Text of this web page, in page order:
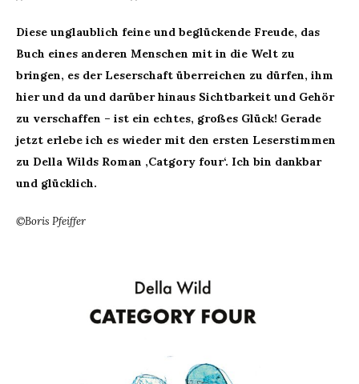
verlegen
Diese unglaublich feine und beglückende Freude, das
Buch eines anderen Menschen mit in die Welt zu
bringen, es der Leserschaft überreichen zu dürfen, ihm
hier und da und darüber hinaus Sichtbarkeit und Gehör
zu verschaffen – ist ein echtes, großes Glück! Gerade
jetzt erlebe ich es wieder mit den ersten Leserstimmen
zu Della Wilds Roman ‚Catgory four‘. Ich bin dankbar
und glücklich.
©Boris Pfeiffer